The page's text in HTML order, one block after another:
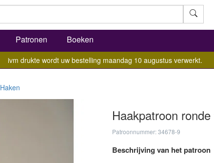
Patronen Boeken
ivm drukte wordt uw bestelling maandag 10 augustus verwerkt.
Haken
Haakpatroon
Patroonnummer: 34678-9
Beschrijving van het patroon